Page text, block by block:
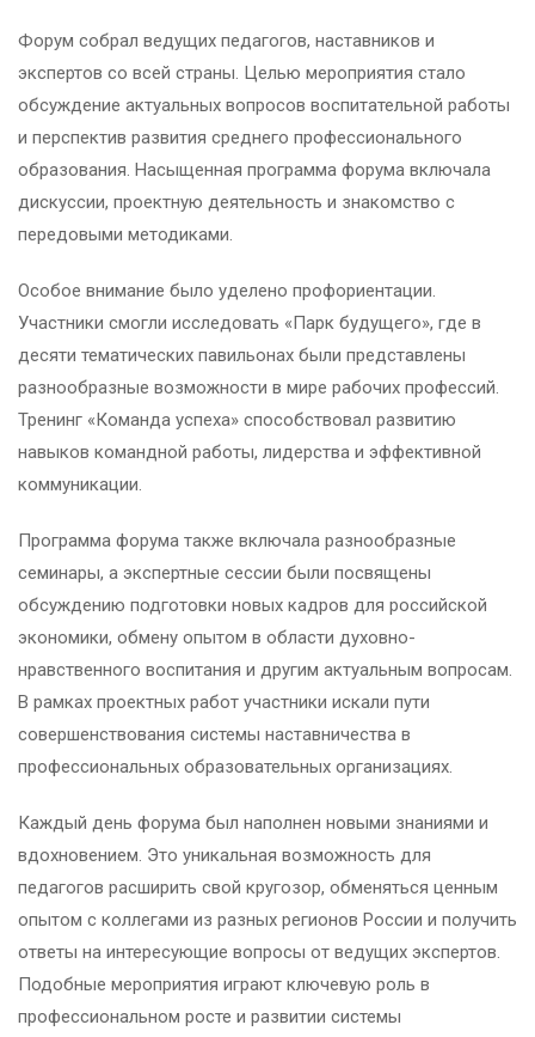
Форум собрал ведущих педагогов, наставников и
экспертов со всей страны. Целью мероприятия стало
обсуждение актуальных вопросов воспитательной работы
и перспектив развития среднего профессионального
образования. Насыщенная программа форума включала
дискуссии, проектную деятельность и знакомство с
передовыми методиками.
Особое внимание было уделено профориентации.
Участники смогли исследовать «Парк будущего», где в
десяти тематических павильонах были представлены
разнообразные возможности в мире рабочих профессий.
Тренинг «Команда успеха» способствовал развитию
навыков командной работы, лидерства и эффективной
коммуникации.
Программа форума также включала разнообразные
семинары, а экспертные сессии были посвящены
обсуждению подготовки новых кадров для российской
экономики, обмену опытом в области духовно-
нравственного воспитания и другим актуальным вопросам.
В рамках проектных работ участники искали пути
совершенствования системы наставничества в
профессиональных образовательных организациях.
Каждый день форума был наполнен новыми знаниями и
вдохновением. Это уникальная возможность для
педагогов расширить свой кругозор, обменяться ценным
опытом с коллегами из разных регионов России и получить
ответы на интересующие вопросы от ведущих экспертов.
Подобные мероприятия играют ключевую роль в
профессиональном росте и развитии системы